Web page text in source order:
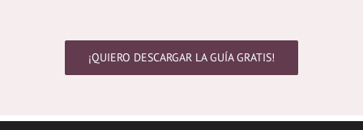
¡QUIERO DESCARGAR LA GUÍA GRATIS!